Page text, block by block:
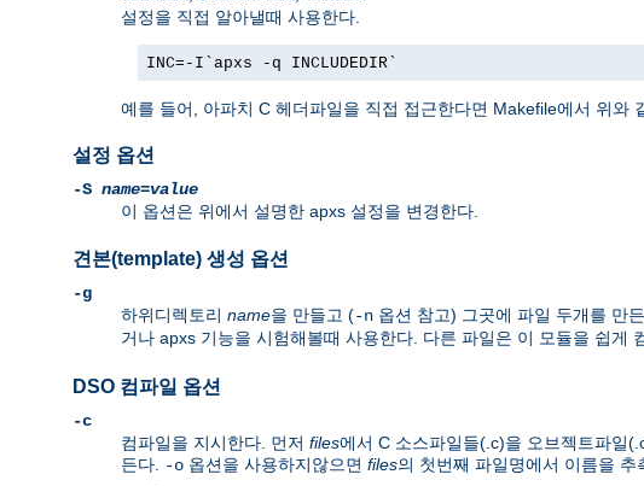
설정을 직접 알아낼때 사용한다.
INC=-I`apxs -q INCLUDEDIR`
예를 들어, 아파치 C 헤더파일을 직접 접근한다면 Makefile에서 위와
설정 옵션
-S name=value
이 옵션은 위에서 설명한 apxs 설정을 변경한다.
견본(template) 생성 옵션
-g
하위디렉토리 name을 만들고 (-n 옵션 참고) 그곳에 파일 두개를 만
거나 apxs 기능을 시험해볼때 사용한다. 다른 파일은 이 모듈을 쉽게
DSO 컴파일 옵션
-c
컴파일을 지시한다. 먼저 files에서 C 소스파일들(.c)을 오브젝트파일
든다.
-o 옵션을 사용하지않으면 files의 첫번째 파일명에서 이름을 추